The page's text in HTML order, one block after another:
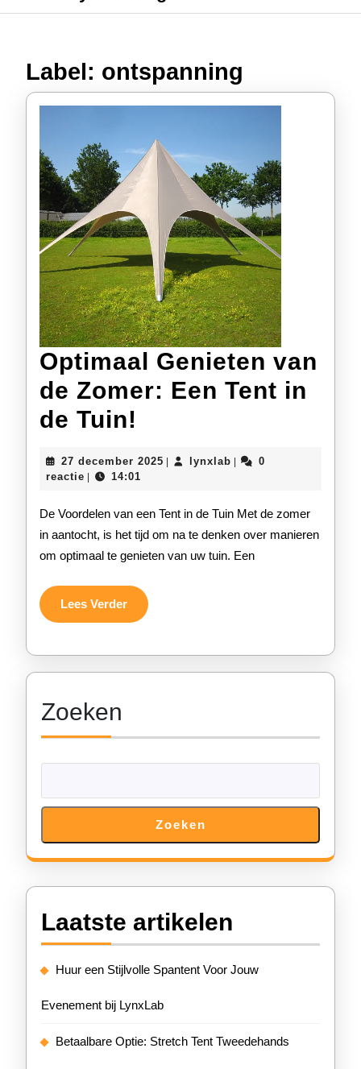
Label: ontspanning
Optimaal Genieten van
de Zomer: Een Tent in
de Tuin!
van
de
Zomer:
Een
Tent
in
de
Tuin!
27 december 2025 27
lynxlablynxlab
0
reactie
14:01
De Voordelen van een Tent in de Tuin Met de zomer
in aantocht, is het tijd om na te denken over manieren
om optimaal te genieten van uw tuin. Een
Lees VerderLees
Verder
Zoeken
Zoeken
Laatste artikelen
Huur een Stijlvolle Spantent Voor Jouw
Evenement bij LynxLab
Betaalbare Optie: Stretch Tent Tweedehands